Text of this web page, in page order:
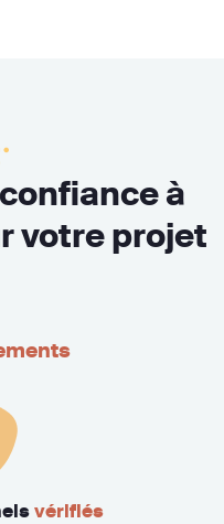
à
votre projet
vérifiés